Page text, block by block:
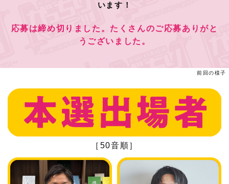
います！
応募は締め切りました。たくさんのご応募ありがと
うございました。
前回の様子
［50音順］